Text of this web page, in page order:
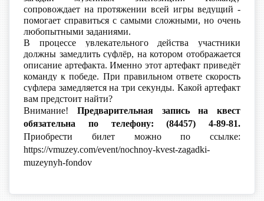
сопровождает на протяжении всей игры ведущий -
помогает справиться с самыми сложными, но очень
любопытными заданиями.
В процессе увлекательного действа участники
должны замедлить суфлёр, на котором отображается
описание артефакта. Именно этот артефакт приведёт
команду к победе. При правильном ответе скорость
суфлера замедляется на три секунды. Какой артефакт
вам предстоит найти?
Внимание! Предварительная запись на квест
обязательна по телефону: (84457) 4-89-81.
Приобрести билет можно по ссылке:
https://vmuzey.com/event/nochnoy-kvest-zagadki-
muzeynyh-fondov